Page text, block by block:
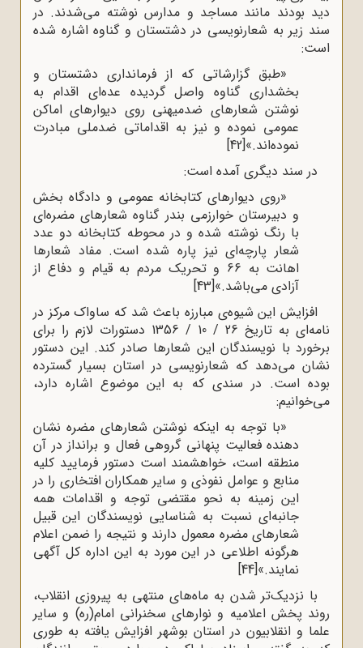
دید بودند مانند مساجد و مدارس نوشته می‌شدند. در
سند زیر به شعارنویسی در دشتستان و گناوه اشاره شده
است:
«طبق گزارشاتی که از فرمانداری دشتستان و
بخشداری گناوه واصل گردیده عده‌ای اقدام به
نوشتن شعارهای ضدمیهنی روی دیوارهای اماکن
عمومی نموده و نیز به اقداماتی ضدملی مبادرت
نموده‌اند.»[42]
در سند دیگری آمده است:
«روی دیوارهای کتابخانه عمومی و دادگاه بخش
و دبیرستان خوارزمی بندر گناوه شعارهای مضره‌ای
با رنگ نوشته شده و در محوطه کتابخانه دو عدد
شعار پارچه‌ای نیز پاره شده است. مفاد شعارها
اهانت به 66 و تحریک مردم به قیام و دفاع از
آزادی می‌باشد.»[43]
افزایش این شیوه‌ی مبارزه باعث شد که ساواک مرکز در
نامه‌ای به تاریخ 26 / 10 / 1356 دستورات لازم را برای
برخورد با نویسندگان این شعارها صادر کند. این دستور
نشان می‌دهد که شعارنویسی در استان بسیار گسترده
بوده است. در سندی که به این موضوع اشاره دارد،
می‌خوانیم:
«با توجه به اینکه نوشتن شعارهای مضره نشان
دهنده فعالیت پنهانی گروهی فعال و برانداز در آن
منطقه است، خواهشمند است دستور فرمایید کلیه
منابع و عوامل نفوذی و سایر همکاران افتخاری را در
این زمینه به نحو مقتضی توجه و اقدامات همه
جانبه‌ای نسبت به شناسایی نویسندگان این قبیل
شعارهای مضره معمول دارند و نتیجه را ضمن اعلام
هرگونه اطلاعی در این مورد به این اداره کل آگهی
نمایند.»[44]
با نزدیک‌تر شدن به ماه‌های منتهی به پیروزی انقلاب،
روند پخش اعلامیه و نوارهای سخنرانی امام(ره) و سایر
علما و انقلابیون در استان بوشهر افزایش یافته به طوری